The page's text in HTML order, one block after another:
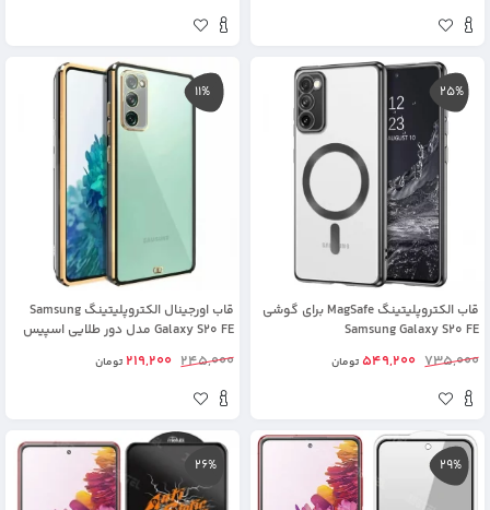
25%
قاب الکتروپلیتینگ MagSafe برای گوشی
Samsung Galaxy S20 FE
735,000
549,200تومان
11%
قاب اورجینال الکتروپلیتینگ Samsung
Galaxy S20 FE مدل دور طلایی اسپیس
245,000
219,200تومان
29%
26%